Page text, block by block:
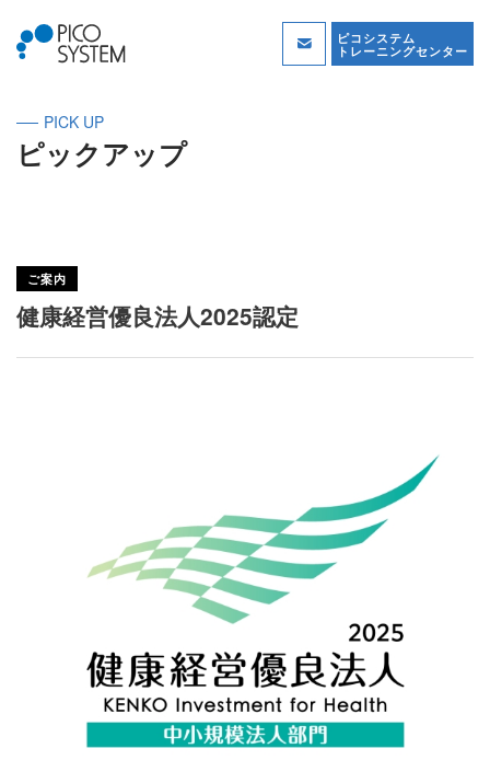
ピコシステム
トレーニングセンター
PICK UP
ピックアップ
ご案内
健康経営優良法人2025認定